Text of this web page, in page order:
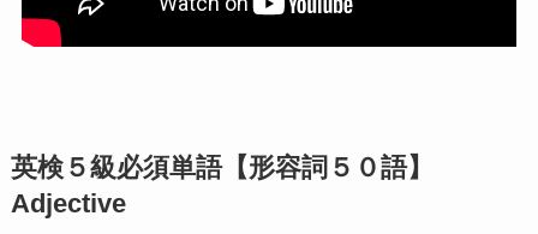
英検５級必須単語【形容詞５０語】
Adjective